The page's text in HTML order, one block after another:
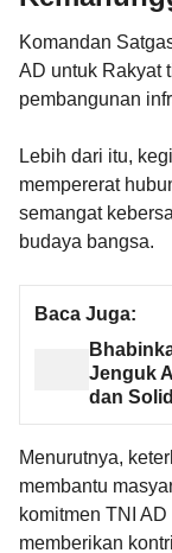
Komandan
AD untuk Rakyat
pembangunan
Lebih dari itu,
mempererat
semangat
budaya bangsa.
Baca Juga:
Jenguk
dan
Menurutnya,
membantu
komitmen TNI
memberikan